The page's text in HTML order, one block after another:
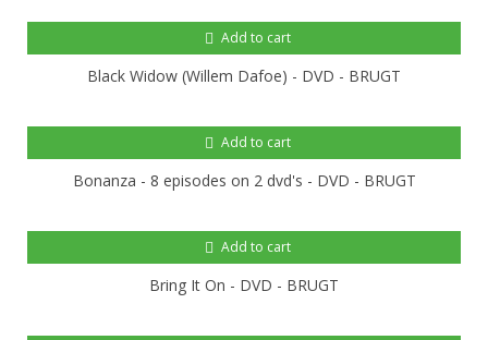
Add to cart
Black Widow (Willem Dafoe) - DVD - BRUGT
Add to cart
Bonanza - 8 episodes on 2 dvd's - DVD - BRUGT
Add to cart
Bring It On - DVD - BRUGT